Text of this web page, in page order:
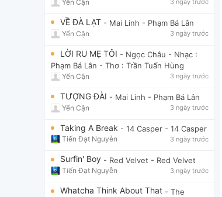
Yến Cận 3 ngày trước
VỀ ĐÀ LẠT - Mai Linh - Phạm Bá Lân
Yến Cận 3 ngày trước
LỜI RU MẸ TÔI - Ngọc Châu - Nhạc :
Phạm Bá Lân - Thơ : Trần Tuấn Hùng
Yến Cận 3 ngày trước
TƯỢNG ĐÀI - Mai Linh - Phạm Bá Lân
Yến Cận 3 ngày trước
Taking A Break - 14 Casper - 14 Casper
Tiến Đạt Nguyễn 3 ngày trước
Surfin' Boy - Red Velvet - Red Velvet
Tiến Đạt Nguyễn 3 ngày trước
Whatcha Think About That - The